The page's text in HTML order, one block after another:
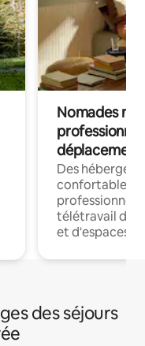
Nomades
déplacement
Des
confortables
professionnels
télétravail
et d'espaces
des séjours